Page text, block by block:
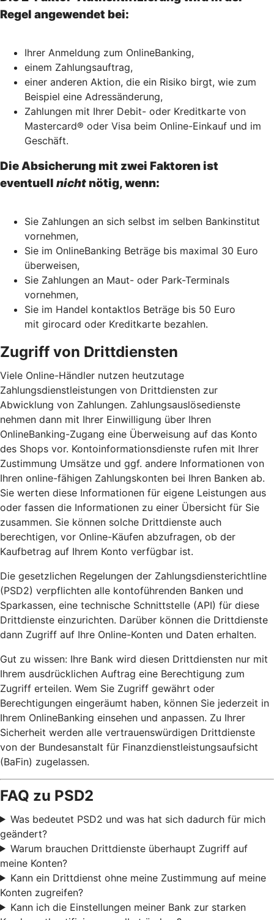
Regel angewendet bei:
Ihrer Anmeldung zum OnlineBanking,
einem Zahlungsauftrag,
einer anderen Aktion, die ein Risiko birgt, wie zum
Beispiel eine Adressänderung,
Zahlungen mit Ihrer Debit- oder Kreditkarte von
Mastercard® oder Visa beim Online-Einkauf und im
Geschäft.
Die Absicherung mit zwei Faktoren ist
eventuell nicht nötig, wenn:
Sie Zahlungen an sich selbst im selben Bankinstitut
vornehmen,
Sie im OnlineBanking Beträge bis maximal 30 Euro
überweisen,
Sie Zahlungen an Maut- oder Park-Terminals
vornehmen,
Sie im Handel kontaktlos Beträge bis 50 Euro
mit girocard oder Kreditkarte bezahlen.
Zugriff von Drittdiensten
Viele Online-Händler nutzen heutzutage
Zahlungsdienstleistungen von Drittdiensten zur
Abwicklung von Zahlungen. Zahlungsauslösedienste
nehmen dann mit Ihrer Einwilligung über Ihren
OnlineBanking-Zugang eine Überweisung auf das Konto
des Shops vor. Kontoinformationsdienste rufen mit Ihrer
Zustimmung Umsätze und ggf. andere Informationen von
Ihren online-fähigen Zahlungskonten bei Ihren Banken ab.
Sie werten diese Informationen für eigene Leistungen aus
oder fassen die Informationen zu einer Übersicht für Sie
zusammen. Sie können solche Drittdienste auch
berechtigen, vor Online-Käufen abzufragen, ob der
Kaufbetrag auf Ihrem Konto verfügbar ist.
Die gesetzlichen Regelungen der Zahlungsdiensterichtline
(PSD2) verpflichten alle kontoführenden Banken und
Sparkassen, eine technische Schnittstelle (API) für diese
Drittdienste einzurichten. Darüber können die Drittdienste
dann Zugriff auf Ihre Online-Konten und Daten erhalten.
Gut zu wissen: Ihre Bank wird diesen Drittdiensten nur mit
Ihrem ausdrücklichen Auftrag eine Berechtigung zum
Zugriff erteilen. Wem Sie Zugriff gewährt oder
Berechtigungen eingeräumt haben, können Sie jederzeit in
Ihrem OnlineBanking einsehen und anpassen. Zu Ihrer
Sicherheit werden alle vertrauenswürdigen Drittdienste
von der Bundesanstalt für Finanzdienstleistungsaufsicht
(BaFin) zugelassen.
FAQ zu PSD2
Was bedeutet PSD2 und was hat sich dadurch für mich
geändert?
Warum brauchen Drittdienste überhaupt Zugriff auf
meine Konten?
Kann ein Drittdienst ohne meine Zustimmung auf meine
Konten zugreifen?
Kann ich die Einstellungen meiner Bank zur starken